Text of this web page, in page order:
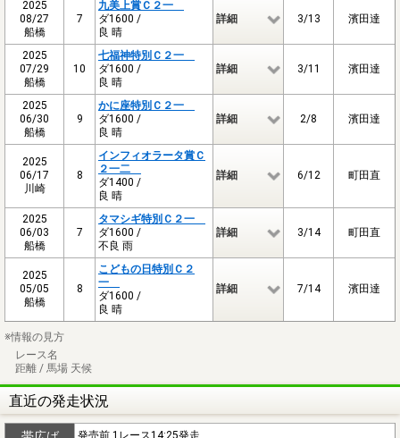
2025
08/27
船橋
7
九美上賞Ｃ２一
ダ1600 /
良 晴
詳細 3/13 濱田達
2025
07/29
船橋
10
七福神特別Ｃ２一
ダ1600 /
良 晴
詳細 3/11 濱田達
2025
06/30
船橋
9
かに座特別Ｃ２一
ダ1600 /
良 晴
詳細 2/8 濱田達
2025
06/17
川崎
8
インフィオラータ賞Ｃ
２一二
ダ1400 /
良 晴
詳細 6/12 町田直
2025
06/03
船橋
7
タマシギ特別Ｃ２一
ダ1600 /
不良 雨
詳細 3/14 町田直
2025
05/05
船橋
8
こどもの日特別Ｃ２
一
ダ1600 /
良 晴
詳細 7/14 濱田達
※情報の見方
レース名
距離 / 馬場 天候
直近の発走状況
発売前 1レース14:25発走